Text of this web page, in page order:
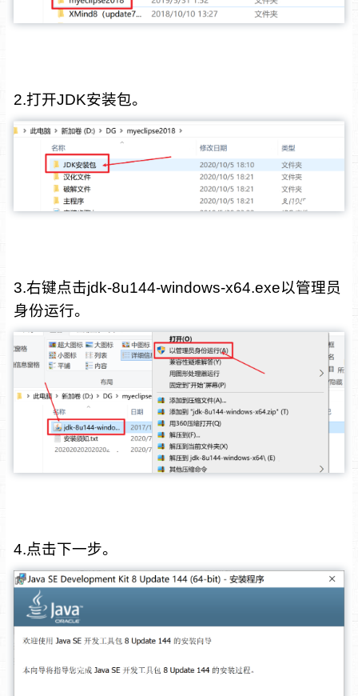
2.打开JDK安装包。
3.右键点击jdk-8u144-windows-x64.exe以管理员
身份运行。
4.点击下一步。